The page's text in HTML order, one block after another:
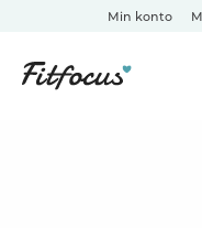
Min konto